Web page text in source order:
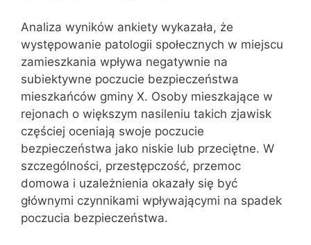
Analiza wyników ankiety wykazała, że
występowanie patologii społecznych w miejscu
zamieszkania wpływa negatywnie na
subiektywne poczucie bezpieczeństwa
mieszkańców gminy X. Osoby mieszkające w
rejonach o większym nasileniu takich zjawisk
częściej oceniają swoje poczucie
bezpieczeństwa jako niskie lub przeciętne. W
szczególności, przestępczość, przemoc
domowa i uzależnienia okazały się być
głównymi czynnikami wpływającymi na spadek
poczucia bezpieczeństwa.